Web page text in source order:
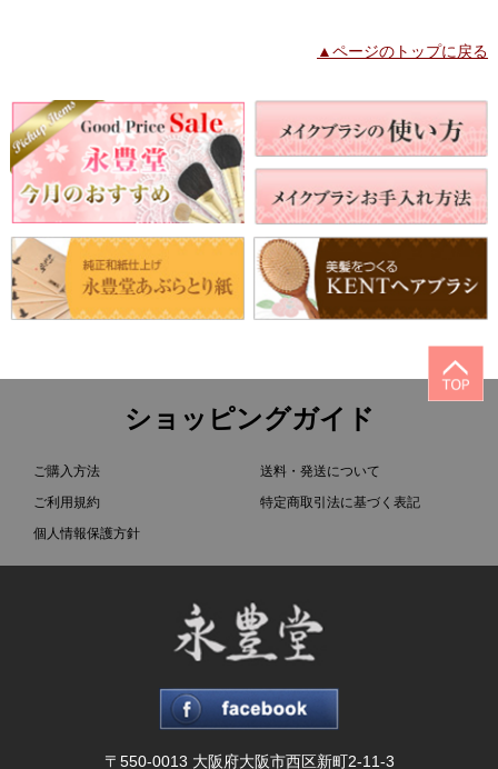
▲ページのトップに戻る
ショッピングガイド
ご購入方法
ご利用規約
個人情報保護方針
送料・発送について
特定商取引法に基づく表記
〒550-0013 大阪府大阪市西区新町2-11-3